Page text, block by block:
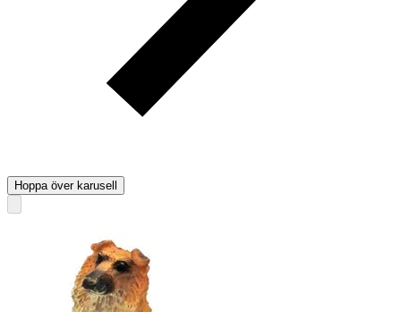
Hoppa över karusell